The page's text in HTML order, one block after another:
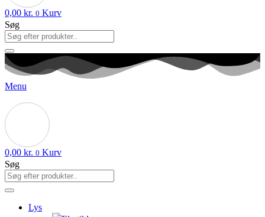
0,00 kr. 0 Kurv
Søg
Menu
0,00 kr. 0 Kurv
Søg
Lys